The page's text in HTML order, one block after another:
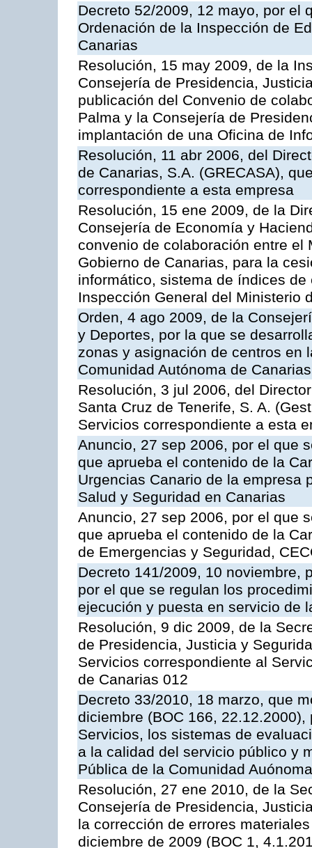
Decreto 52/2009, 12 mayo, por el
Ordenación de la Inspección de
Canarias
Resolución, 15 may 2009, de la
Consejería de Presidencia,
publicación del Convenio de
Palma y la Consejería de
implantación de una Oficina de
Resolución, 11 abr 2006, del
de Canarias, S.A. (GRECASA),
correspondiente a esta empresa
Resolución, 15 ene 2009, de la
Consejería de Economía y
convenio de colaboración entre
Gobierno de Canarias, para la
informático, sistema de índices
Inspección General del Ministerio
Orden, 4 ago 2009, de la
y Deportes, por la que se
zonas y asignación de centros en
Comunidad Autónoma de Canarias
Resolución, 3 jul 2006, del
Santa Cruz de Tenerife, S. A.
Servicios correspondiente a esta
Anuncio, 27 sep 2006, por el que
que aprueba el contenido de la
Urgencias Canario de la empresa
Salud y Seguridad en Canarias
Anuncio, 27 sep 2006, por el que
que aprueba el contenido de la
de Emergencias y Seguridad,
Decreto 141/2009, 10 noviembre,
por el que se regulan los
ejecución y puesta en servicio de
Resolución, 9 dic 2009, de la
de Presidencia, Justicia y
Servicios correspondiente al
de Canarias 012
Decreto 33/2010, 18 marzo, que
diciembre (BOC 166,
Servicios, los sistemas de
a la calidad del servicio público y
Pública de la Comunidad
Resolución, 27 ene 2010, de la
Consejería de Presidencia,
la corrección de errores
diciembre de 2009 (BOC 1,